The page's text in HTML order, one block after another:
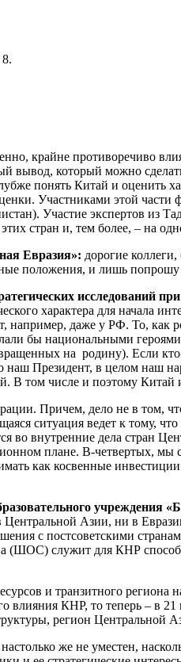
крайне противоречиво
вывод, который можно
понять Китай и оценить
Участниками этой
Участие экспертов из
стран и, тем более, – на
Евразия»: дорогие
положения, и лишь
исследований
характера для начала
даже у РФ. То, как
бы национальными
на родину). Если
Президент, в целом наш
том числе и поэтому Китай
Причем, дело не в том,
ситуация ведет к тому,
внутренние дела стран
плане. В-четвертых,
как косвенные
учреждения
Азии, ни в
с постсоветскими
(ШОС) служит для КНР
и транзитного региона
КНР, то теперь – в
регион Центральной
же не уместен,